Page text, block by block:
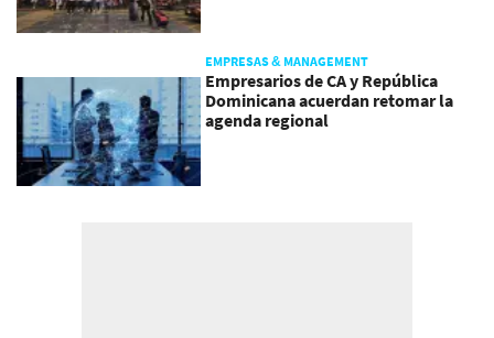
EMPRESAS & MANAGEMENT
Empresarios de CA y República
Dominicana acuerdan retomar la
agenda regional